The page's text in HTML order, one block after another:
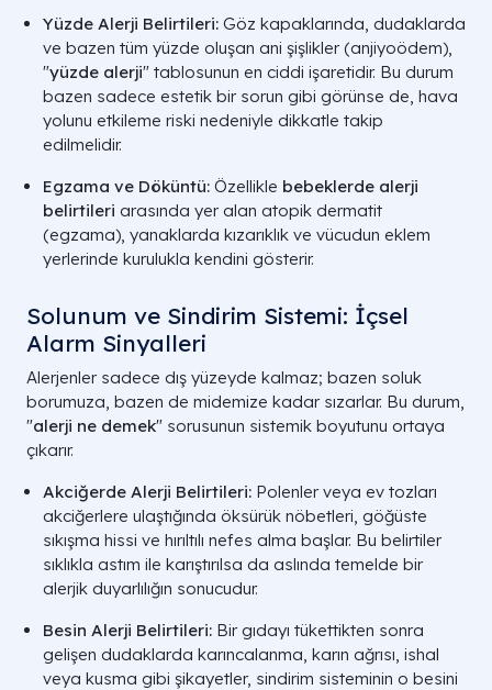
Cilt Kurdeşen, kaşıntılı döküntü.
Sindirim İshal, şişkinlik, kusma.
ALERJİ TANI VE YÖNLENDİRME
Yüzde Alerji Belirtileri: Göz kapaklarında, dudaklarda
ve bazen tüm yüzde oluşan ani şişlikler (anjiyoödem),
"yüzde alerji" tablosunun en ciddi işaretidir. Bu durum
bazen sadece estetik bir sorun gibi görünse de, hava
yolunu etkileme riski nedeniyle dikkatle takip
edilmelidir.
Egzama ve Döküntü: Özellikle bebeklerde alerji
belirtileri arasında yer alan atopik dermatit
(egzama), yanaklarda kızarıklık ve vücudun eklem
yerlerinde kurulukla kendini gösterir.
Solunum ve Sindirim Sistemi: İçsel
Alarm Sinyalleri
Alerjenler sadece dış yüzeyde kalmaz; bazen soluk
borumuza, bazen de midemize kadar sızarlar. Bu durum,
"alerji ne demek" sorusunun sistemik boyutunu ortaya
çıkarır.
Akciğerde Alerji Belirtileri: Polenler veya ev tozları
akciğerlere ulaştığında öksürük nöbetleri, göğüste
sıkışma hissi ve hırıltılı nefes alma başlar. Bu belirtiler
sıklıkla astım ile karıştırılsa da aslında temelde bir
alerjik duyarlılığın sonucudur.
Besin Alerji Belirtileri: Bir gıdayı tükettikten sonra
gelişen dudaklarda karıncalanma, karın ağrısı, ishal
veya kusma gibi şikayetler, sindirim sisteminin o besini